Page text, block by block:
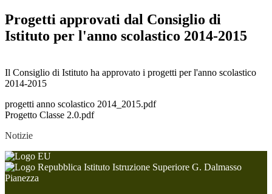
Progetti approvati dal Consiglio di
Istituto per l'anno scolastico 2014-2015
Il Consiglio di Istituto ha approvato i progetti per l'anno scolastico
2014-2015
progetti anno scolastico 2014_2015.pdf
Progetto Classe 2.0.pdf
Notizie
Istituto Istruzione Superiore G. Dalmasso
Pianezza